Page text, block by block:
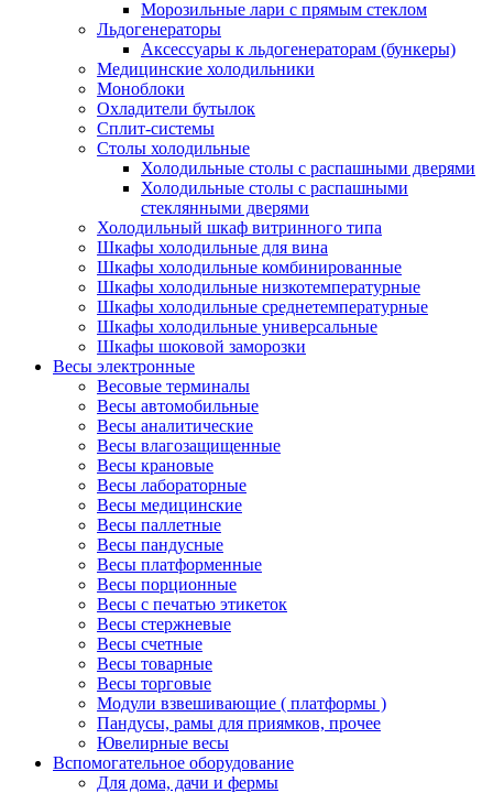
Морозильные лари с прямым стеклом
Льдогенераторы
Аксессуары к льдогенераторам (бункеры)
Медицинские холодильники
Моноблоки
Охладители бутылок
Сплит-системы
Столы холодильные
Холодильные столы с распашными дверями
Холодильные столы с распашными
стеклянными дверями
Холодильный шкаф витринного типа
Шкафы холодильные для вина
Шкафы холодильные комбинированные
Шкафы холодильные низкотемпературные
Шкафы холодильные среднетемпературные
Шкафы холодильные универсальные
Шкафы шоковой заморозки
Весы электронные
Весовые терминалы
Весы автомобильные
Весы аналитические
Весы влагозащищенные
Весы крановые
Весы лабораторные
Весы медицинские
Весы паллетные
Весы пандусные
Весы платформенные
Весы порционные
Весы с печатью этикеток
Весы стержневые
Весы счетные
Весы товарные
Весы торговые
Модули взвешивающие ( платформы )
Пандусы, рамы для приямков, прочее
Ювелирные весы
Вспомогательное оборудование
Для дома, дачи и фермы